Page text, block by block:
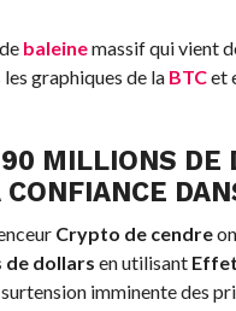
baleinemassif qui vient
les graphiques de la BTCet
MILLIONS DE
Crypto de cendre
de dollars en utilisant
imminente des